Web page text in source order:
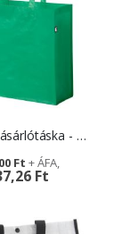
LASTER bevásárlótáska - reklámajándék cégeknek
Ft
Ft